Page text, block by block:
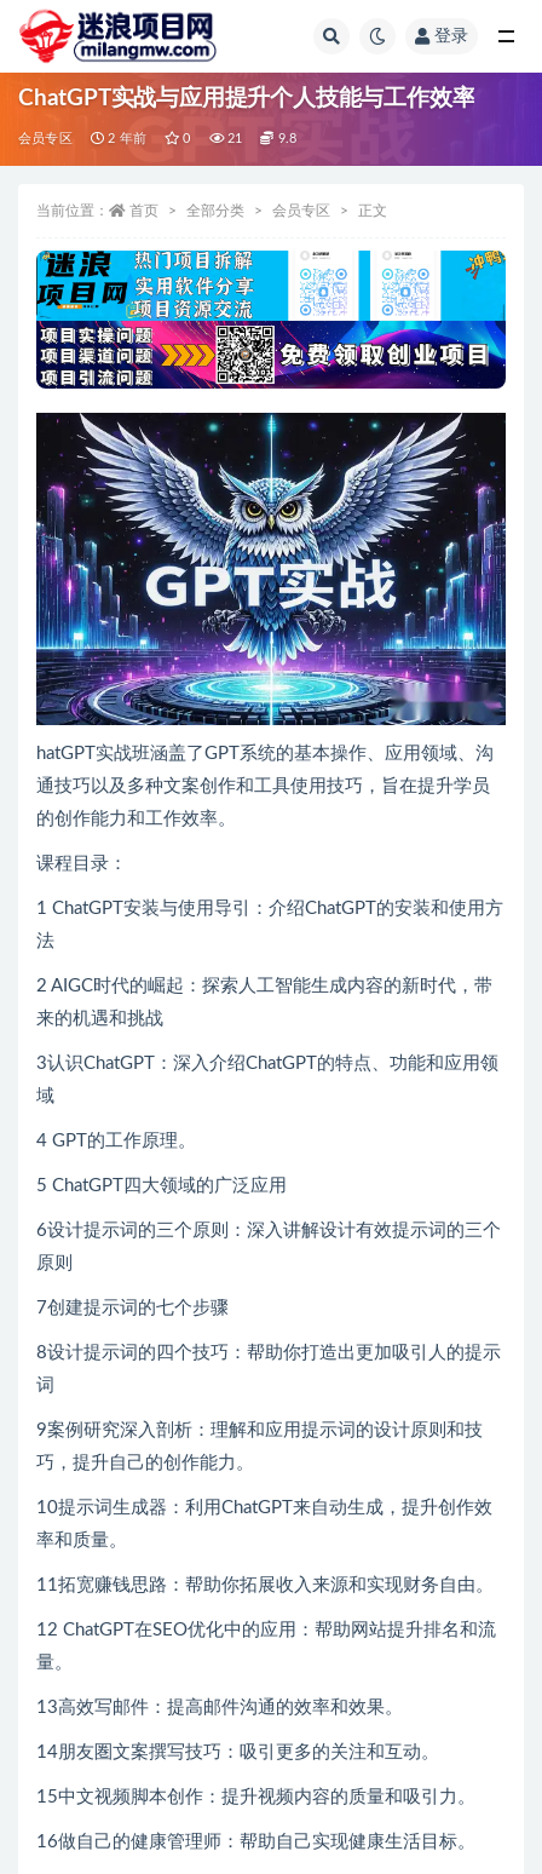
登录
ChatGPT实战与应用提升个人技能与工作效率
会员专区 2 年前 0 21 9.8
当前位置： 首页 全部分类 会员专区 正文
hatGPT实战班涵盖了GPT系统的基本操作、应用领域、沟
通技巧以及多种文案创作和工具使用技巧，旨在提升学员
的创作能力和工作效率。
课程目录：
1 ChatGPT安装与使用导引：介绍ChatGPT的安装和使用方
法
2 AIGC时代的崛起：探索人工智能生成内容的新时代，带
来的机遇和挑战
3认识ChatGPT：深入介绍ChatGPT的特点、功能和应用领
域
4 GPT的工作原理。
5 ChatGPT四大领域的广泛应用
6设计提示词的三个原则：深入讲解设计有效提示词的三个
原则
7创建提示词的七个步骤
8设计提示词的四个技巧：帮助你打造出更加吸引人的提示
词
9案例研究深入剖析：理解和应用提示词的设计原则和技
巧，提升自己的创作能力。
10提示词生成器：利用ChatGPT来自动生成，提升创作效
率和质量。
11拓宽赚钱思路：帮助你拓展收入来源和实现财务自由。
12 ChatGPT在SEO优化中的应用：帮助网站提升排名和流
量。
13高效写邮件：提高邮件沟通的效率和效果。
14朋友圏文案撰写技巧：吸引更多的关注和互动。
15中文视频脚本创作：提升视频内容的质量和吸引力。
16做自己的健康管理师：帮助自己实现健康生活目标。
全部